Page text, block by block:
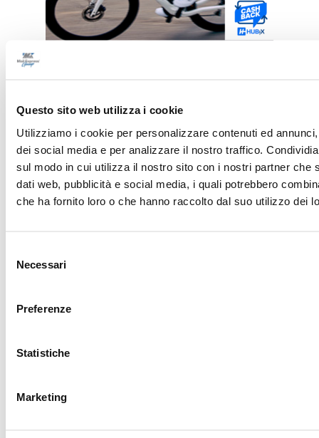
Questo sito web utilizza i cookie
Utilizziamo i cookie per personalizzare contenuti ed
dei social media e per analizzare il nostro traffico.
sul modo in cui utilizza il nostro sito con i nostri partner che
dati web, pubblicità e social media, i quali potrebbero
che ha fornito loro o che hanno raccolto dal suo utilizzo dei
delNecessari
Preferenze
Statistiche
Marketing
ULTIME NEWS PROVINCIALI